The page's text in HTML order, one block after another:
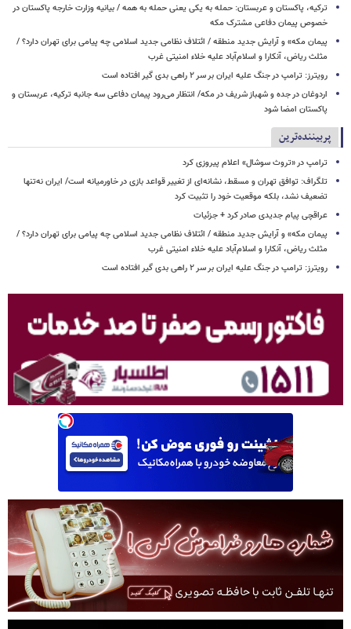
ترکیه، پاکستان و عربستان: حمله به یکی یعنی حمله به همه / بیانیه وزارت خارجه پاکستان در
خصوص پیمان دفاعی مشترک مکه
پیمان مکه» و آرایش جدید منطقه / ائتلاف نظامی جدید اسلامی چه پیامی برای تهران دارد؟ /
مثلث ریاض، آنکارا و اسلام‌آباد علیه خلاء امنیتی غرب
رویترز: ترامپ در جنگ علیه ایران بر سر ۲ راهی بدی گیر افتاده است
اردوغان در جده و شهباز شریف در مکه/ انتظار می‌رود پیمان دفاعی سه جانبه ترکیه، عربستان و
پاکستان امضا شود
پربیننده‌ترین
ترامپ در «تروث سوشال» اعلام پیروزی کرد
تلگراف: توافق تهران و مسقط، نشانه‌ای از تغییر قواعد بازی در خاورمیانه است/ ایران نه‌تنها
تضعیف نشد، بلکه موقعیت خود را تثبیت کرد
عراقچی پیام جدیدی صادر کرد + جزئیات
پیمان مکه» و آرایش جدید منطقه / ائتلاف نظامی جدید اسلامی چه پیامی برای تهران دارد؟ /
مثلث ریاض، آنکارا و اسلام‌آباد علیه خلاء امنیتی غرب
رویترز: ترامپ در جنگ علیه ایران بر سر ۲ راهی بدی گیر افتاده است